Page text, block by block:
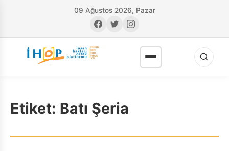
09 Ağustos 2026, Pazar
Etiket: Batı Şeria